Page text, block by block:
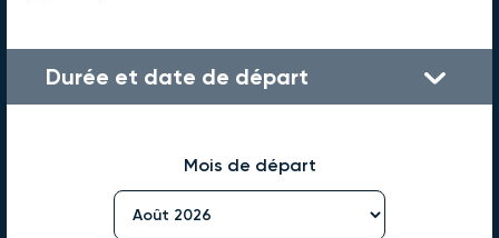
Durée et date de départ
Mois de départ